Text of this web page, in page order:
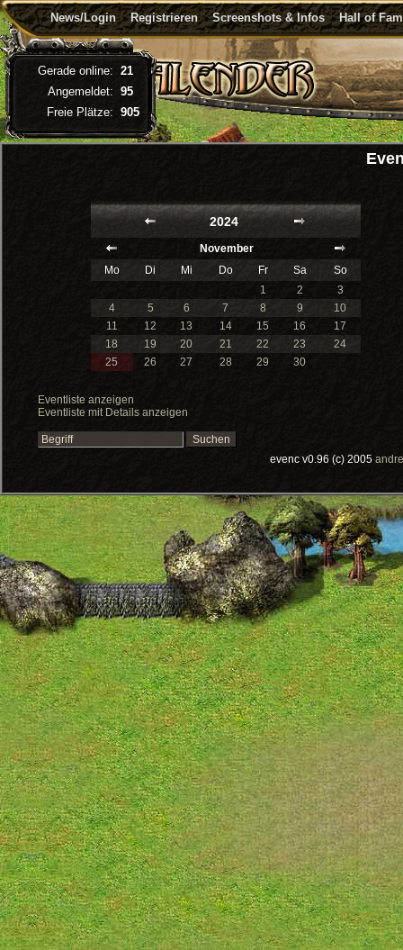
News/Login Registrieren Screenshots & Infos Hall of
2024
November
Mo
Di Mi Do Fr Sa
So
1
2
3
4
5 6 7 8 9
10
11
12 13 14 15 16
17
18
19 20 21 22 23
24
25
26 27 28 29 30
Eventliste anzeigen
Eventliste mit Details anzeigen
evenc v0.96 (c) 2005
Gerade online: 21
Angemeldet: 95
Freie Plätze: 905